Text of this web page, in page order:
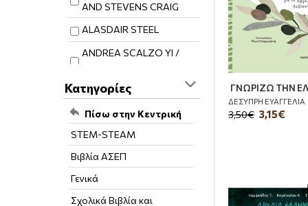
AND STEVENS CRAIG
ALASDAIR STEEL
ANDREA SCALZO YI /
ANNE STANMORE
ANTONIO DAMASCELLI
ARVANITAKIS
KLEANTHES/
ΑΡΒΑΝΙΤΑΚΗΣ
ΚΛΕΑΝΘΗΣ
ATKINS
Κατηγορίες
Πίσω στην Κεντρική
STEM-STEAM
Βιβλία ΑΣΕΠ
Γενικά
Σχολικά Βιβλία και
ΓΝΩΡΙΖΩ ΤΗΝ
ΔΕΣΥΠΡΗ ΕΥΑΓΓΕΛΙΑ
3,15€
3,50€